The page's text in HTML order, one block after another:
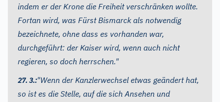
indem er der Krone die Freiheit verschränken wollte.
Fortan wird, was Fürst Bismarck als notwendig
bezeichnete, ohne dass es vorhanden war,
durchgeführt: der Kaiser wird, wenn auch nicht
regieren, so doch herrschen."
27. 3.:"Wenn der Kanzlerwechsel etwas geändert hat,
so ist es die Stelle, auf die sich Ansehen und